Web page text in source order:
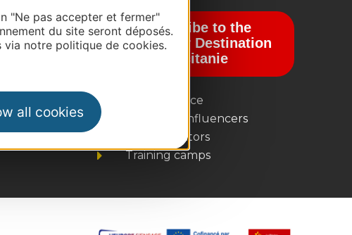
"Ne pas accepter et fermer"
du site seront déposés.
notre politique de cookies.
all cookies
Subscribe to the
newsletter Destination
Occitanie
Business/Mice
Press and Influencers
Tour operators
Training camps